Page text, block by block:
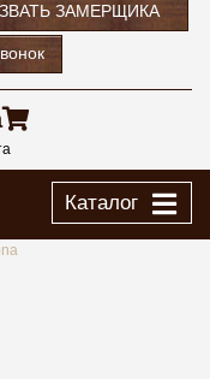
ЗАМЕРЩИКА
Каталог